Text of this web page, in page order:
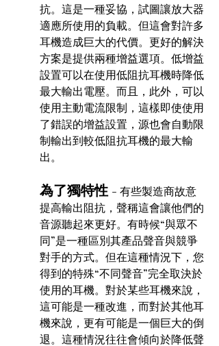
抗。這是一種妥協，試圖讓放大器
適應所使用的負載。但這會對許多
耳機造成巨大的代價。更好的解決
方案是提供兩種增益選項。低增益
設置可以在使用低阻抗耳機時降低
最大輸出電壓。而且，此外，可以
使用主動電流限制，這樣即使使用
了錯誤的增益設置，源也會自動限
制輸出到較低阻抗耳機的最大輸
出。
為了獨特性 - 有些製造商故意
提高輸出阻抗，聲稱這會讓他們的
音源聽起來更好。有時候“與眾不
同”是一種區別其產品聲音與競爭
對手的方式。但在這種情況下，您
得到的特殊“不同聲音”完全取決於
使用的耳機。對於某些耳機來說，
這可能是一種改進，而對於其他耳
機來說，更有可能是一個巨大的倒
退。這種情況往往會傾向於降低聲